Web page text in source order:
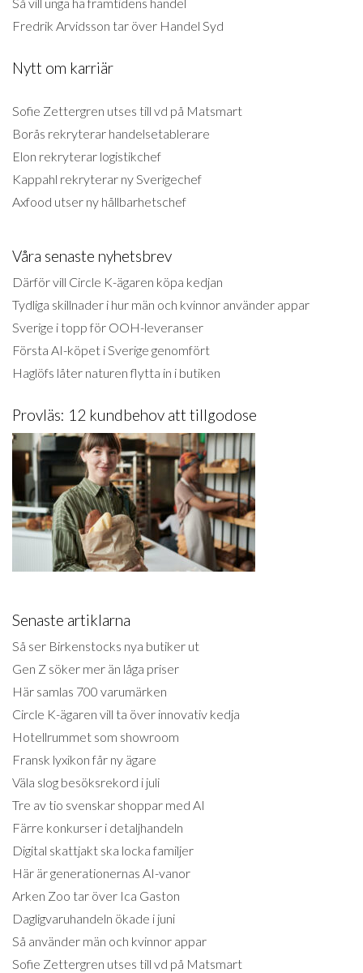
Fredrik Arvidsson tar över Handel Syd
Nytt om karriär
Sofie Zettergren utses till vd på Matsmart
Borås rekryterar handelsetablerare
Elon rekryterar logistikchef
Kappahl rekryterar ny Sverigechef
Axfood utser ny hållbarhetschef
Våra senaste nyhetsbrev
Därför vill Circle K-ägaren köpa kedjan
Tydliga skillnader i hur män och kvinnor använder appar
Sverige i topp för OOH-leveranser
Första AI-köpet i Sverige genomfört
Haglöfs låter naturen flytta in i butiken
Provläs: 12 kundbehov att tillgodose
Senaste artiklarna
Så ser Birkenstocks nya butiker ut
Gen Z söker mer än låga priser
Här samlas 700 varumärken
Circle K-ägaren vill ta över innovativ kedja
Hotellrummet som showroom
Fransk lyxikon får ny ägare
Väla slog besöksrekord i juli
Tre av tio svenskar shoppar med AI
Färre konkurser i detaljhandeln
Digital skattjakt ska locka familjer
Här är generationernas AI-vanor
Arken Zoo tar över Ica Gaston
Dagligvaruhandeln ökade i juni
Så använder män och kvinnor appar
Sofie Zettergren utses till vd på Matsmart